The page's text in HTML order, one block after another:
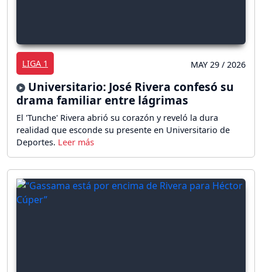
LIGA 1 MAY 29 / 2026
Universitario: José Rivera confesó su
drama familiar entre lágrimas
El 'Tunche' Rivera abrió su corazón y reveló la dura
realidad que esconde su presente en Universitario de
Deportes.